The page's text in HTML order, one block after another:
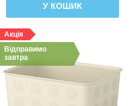
У КОШИК
Акція
Відправимо
завтра